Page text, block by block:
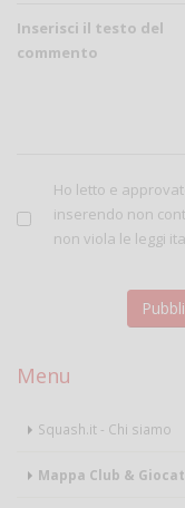
Inserisci il testo del
commento
Ho letto e
inserendo non
non viola le leggi
Menu
Squash.it - Chi siamo
Mappa Club &